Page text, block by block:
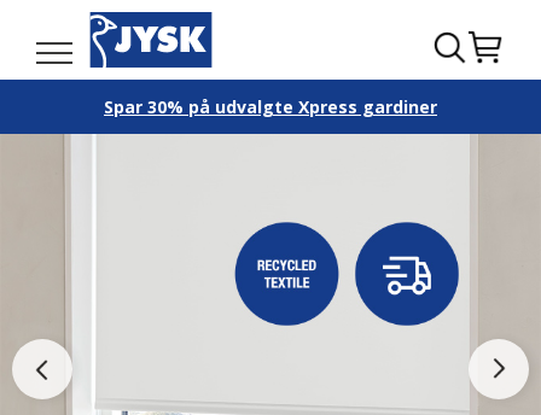
Spar 30% på udvalgte Xpress gardiner